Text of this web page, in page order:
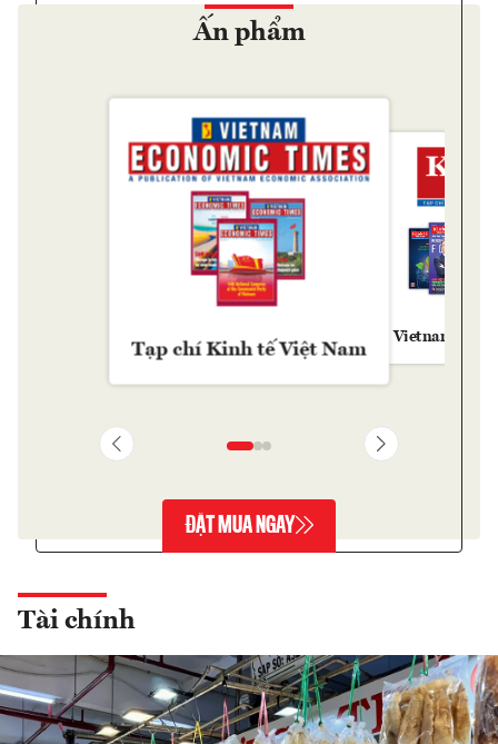
Ấn phẩm
Tạp chí Kinh tế Việt Nam
Vietnam
ĐẶT MUA NGAY
Tài chính